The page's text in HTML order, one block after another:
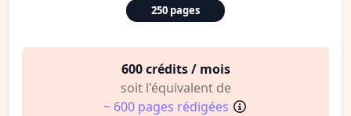
250 pages
600 crédits / mois
soit l'équivalent de
~ 600 pages rédigées